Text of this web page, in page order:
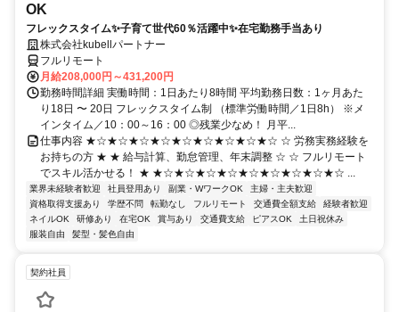
OK
フレックスタイム✨子育て世代60％活躍中✨在宅勤務手当あり
株式会社kubellパートナー
フルリモート
月給208,000円～431,200円
勤務時間詳細 実働時間：1日あたり8時間 平均勤務日数：1ヶ月あた
り18日 〜 20日 フレックスタイム制 （標準労働時間／1日8h） ※メ
インタイム／10：00～16：00 ◎残業少なめ！ 月平...
仕事内容 ★☆★☆★☆★☆★☆★☆★☆★☆★☆ ☆ 労務実務経験を
お持ちの方 ★ ★ 給与計算、勤怠管理、年末調整 ☆ ☆ フルリモート
でスキル活かせる！ ★ ★☆★☆★☆★☆★☆★☆★☆★☆★☆ ...
業界未経験者歓迎 社員登用あり 副業・WワークOK
主婦・主夫歓迎
資格取得支援あり
学歴不問 転勤なし フルリモート 交通費全額支給
経験者歓迎
ネイルOK
研修あり 在宅OK 賞与あり 交通費支給 ピアスOK
土日祝休み
服装自由
髪型・髪色自由
契約社員